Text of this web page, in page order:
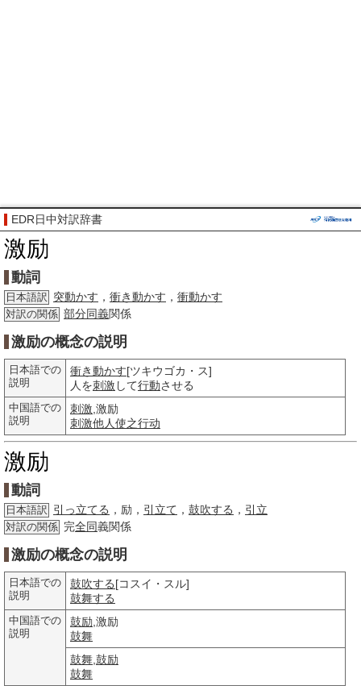
EDR日中対訳辞書
激励
動詞
日本語訳 突動かす ， 衝き動かす ， 衝動かす
対訳の関係 部分同義関係
激励の概念の説明
日本語での
説明
衝き動かす[ツキウゴカ・ス]
人を刺激 して行動させる
中国語での
説明
刺激 ,激励
刺激他人使之行动
激励
動詞
日本語訳 引っ立てる ，励， 引立て ， 鼓吹する ， 引立
対訳の関係 完全同義関係
激励の概念の説明
日本語での
説明
鼓吹する[コスイ・スル]
鼓舞する
中国語での
説明
鼓励 ,激励
鼓舞
鼓舞 鼓励
鼓舞